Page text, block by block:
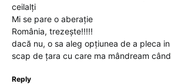
ceilalți
Mi se pare o aberație
România, trezește!!!!!
dacă nu, o sa aleg opțiunea de a pleca
scap de țara cu care ma mândream
Reply